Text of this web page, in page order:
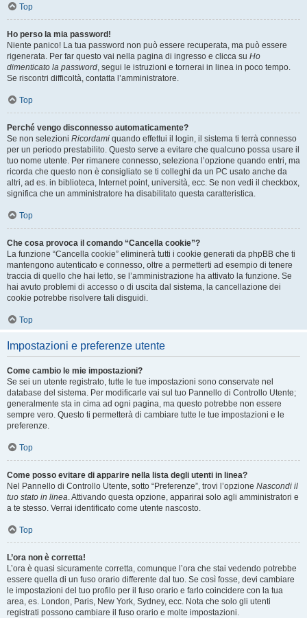
Top
Ho perso la mia password!
Niente panico! La tua password non può essere recuperata, ma può essere
rigenerata. Per far questo vai nella pagina di ingresso e clicca su Ho
dimenticato la password, segui le istruzioni e tornerai in linea in poco tempo.
Se riscontri difficoltà, contatta l’amministratore.
Top
Perché vengo disconnesso automaticamente?
Se non selezioni Ricordami quando effettui il login, il sistema ti terrà connesso
per un periodo prestabilito. Questo serve a evitare che qualcuno possa usare il
tuo nome utente. Per rimanere connesso, seleziona l’opzione quando entri, ma
ricorda che questo non è consigliato se ti colleghi da un PC usato anche da
altri, ad es. in biblioteca, Internet point, università, ecc. Se non vedi il checkbox,
significa che un amministratore ha disabilitato questa caratteristica.
Top
Che cosa provoca il comando “Cancella cookie”?
La funzione “Cancella cookie” eliminerà tutti i cookie generati da phpBB che ti
mantengono autenticato e connesso, oltre a permetterti ad esempio di tenere
traccia di quello che hai letto, se l’amministrazione ha attivato la funzione. Se
hai avuto problemi di accesso o di uscita dal sistema, la cancellazione dei
cookie potrebbe risolvere tali disguidi.
Top
Impostazioni e preferenze utente
Come cambio le mie impostazioni?
Se sei un utente registrato, tutte le tue impostazioni sono conservate nel
database del sistema. Per modificarle vai sul tuo Pannello di Controllo Utente;
generalmente sta in cima ad ogni pagina, ma questo potrebbe non essere
sempre vero. Questo ti permetterà di cambiare tutte le tue impostazioni e le
preferenze.
Top
Come posso evitare di apparire nella lista degli utenti in linea?
Nel Pannello di Controllo Utente, sotto “Preferenze”, trovi l’opzione Nascondi il
tuo stato in linea. Attivando questa opzione, apparirai solo agli amministratori e
a te stesso. Verrai identificato come utente nascosto.
Top
L’ora non è corretta!
L’ora è quasi sicuramente corretta, comunque l’ora che stai vedendo potrebbe
essere quella di un fuso orario differente dal tuo. Se così fosse, devi cambiare
le impostazioni del tuo profilo per il fuso orario e farlo coincidere con la tua
area, es. London, Paris, New York, Sydney, ecc. Nota che solo gli utenti
registrati possono cambiare il fuso orario e molte impostazioni.